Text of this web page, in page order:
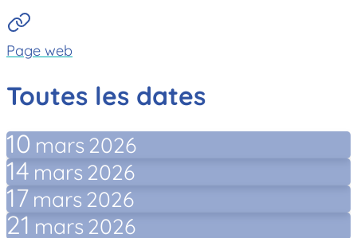
Page web
Toutes les dates
10 mars 2026
14 mars2026
17 mars2026
21 mars2026